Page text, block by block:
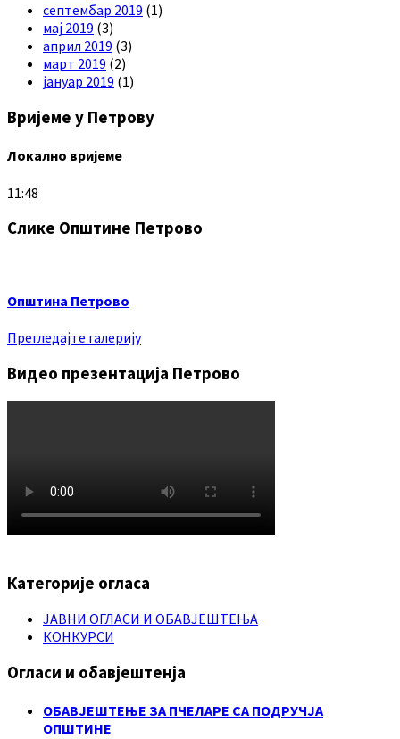
септембар 2019 (1)
мај 2019 (3)
април 2019 (3)
март 2019 (2)
јануар 2019 (1)
Вријеме у Петрову
Локално вријеме
11:48
Слике Општине Петрово
Општина Петрово
Прегледајте галерију
Видео презентација Петрово
Категорије огласа
ЈАВНИ ОГЛАСИ И ОБАВЈЕШТЕЊА
КОНКУРСИ
Огласи и обавјештенја
ОБАВЈЕШТЕЊЕ ЗА ПЧЕЛАРЕ СА ПОДРУЧЈА
ОПШТИНЕ